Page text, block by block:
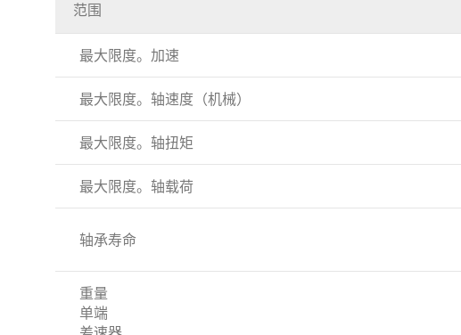
范围
最大限度。加速
最大限度。轴速度（机械）
最大限度。轴扭矩
最大限度。轴载荷
轴承寿命
重量
单端